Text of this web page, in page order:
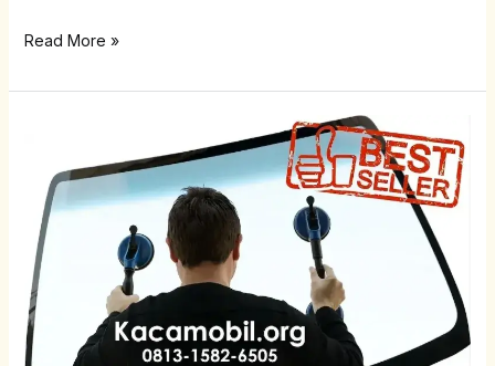
Read More »
Daewoo
Lanos